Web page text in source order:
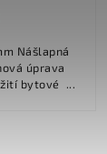
PUR Podklad PVC filc Použití bytové ...